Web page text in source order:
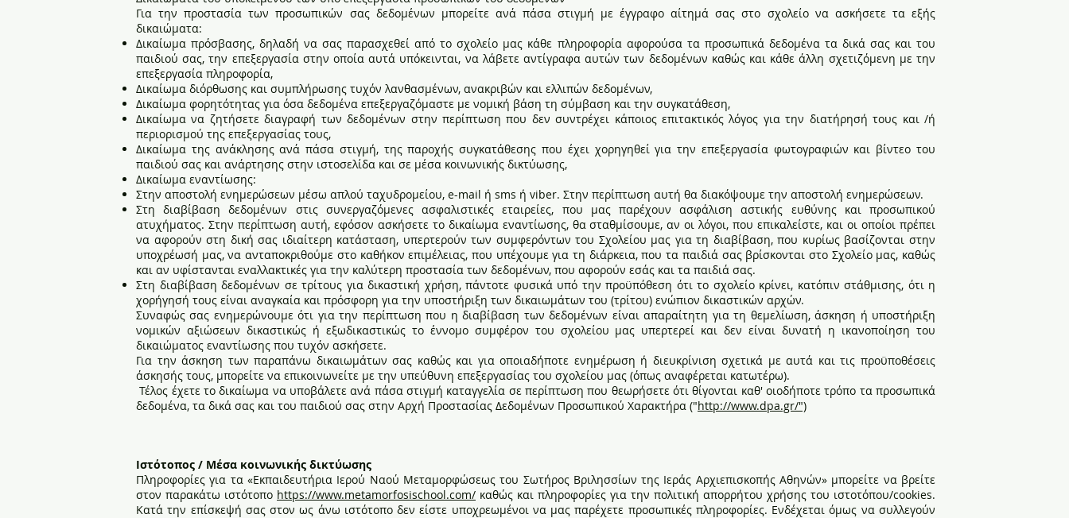
Για την προστασία των προσωπικών σας δεδομένων μπορείτε ανά πάσα στιγμή με έγγραφο αίτημά σας στο σχολείο να ασκήσετε τα εξής
δικαιώματα:
Δικαίωμα πρόσβασης, δηλαδή να σας παρασχεθεί από το σχολείο μας κάθε πληροφορία αφορούσα τα προσωπικά δεδομένα τα δικά σας και του
παιδιού σας, την επεξεργασία στην οποία αυτά υπόκεινται, να λάβετε αντίγραφα αυτών των δεδομένων καθώς και κάθε άλλη σχετιζόμενη με την
επεξεργασία πληροφορία,
Δικαίωμα διόρθωσης και συμπλήρωσης τυχόν λανθασμένων, ανακριβών και ελλιπών δεδομένων,
Δικαίωμα φορητότητας για όσα δεδομένα επεξεργαζόμαστε με νομική βάση τη σύμβαση και την συγκατάθεση,
Δικαίωμα να ζητήσετε διαγραφή των δεδομένων στην περίπτωση που δεν συντρέχει κάποιος επιτακτικός λόγος για την διατήρησή τους και /ή
περιορισμού της επεξεργασίας τους,
Δικαίωμα της ανάκλησης ανά πάσα στιγμή, της παροχής συγκατάθεσης που έχει χορηγηθεί για την επεξεργασία φωτογραφιών και βίντεο του
παιδιού σας και ανάρτησης στην ιστοσελίδα και σε μέσα κοινωνικής δικτύωσης,
Δικαίωμα εναντίωσης:
Στην αποστολή ενημερώσεων μέσω απλού ταχυδρομείου, e-mail ή sms ή viber. Στην περίπτωση αυτή θα διακόψουμε την αποστολή ενημερώσεων.
Στη διαβίβαση δεδομένων στις συνεργαζόμενες ασφαλιστικές εταιρείες, που μας παρέχουν ασφάλιση αστικής ευθύνης και προσωπικού
ατυχήματος. Στην περίπτωση αυτή, εφόσον ασκήσετε το δικαίωμα εναντίωσης, θα σταθμίσουμε, αν οι λόγοι, που επικαλείστε, και οι οποίοι πρέπει
να αφορούν στη δική σας ιδιαίτερη κατάσταση, υπερτερούν των συμφερόντων του Σχολείου μας για τη διαβίβαση, που κυρίως βασίζονται στην
υποχρέωσή μας, να ανταποκριθούμε στο καθήκον επιμέλειας, που υπέχουμε για τη διάρκεια, που τα παιδιά σας βρίσκονται στο Σχολείο μας, καθώς
και αν υφίστανται εναλλακτικές για την καλύτερη προστασία των δεδομένων, που αφορούν εσάς και τα παιδιά σας.
Στη διαβίβαση δεδομένων σε τρίτους για δικαστική χρήση, πάντοτε φυσικά υπό την προϋπόθεση ότι το σχολείο κρίνει, κατόπιν στάθμισης, ότι η
χορήγησή τους είναι αναγκαία και πρόσφορη για την υποστήριξη των δικαιωμάτων του (τρίτου) ενώπιον δικαστικών αρχών.
Συναφώς σας ενημερώνουμε ότι για την περίπτωση που η διαβίβαση των δεδομένων είναι απαραίτητη για τη θεμελίωση, άσκηση ή υποστήριξη
νομικών αξιώσεων δικαστικώς ή εξωδικαστικώς το έννομο συμφέρον του σχολείου μας υπερτερεί και δεν είναι δυνατή η ικανοποίηση του
δικαιώματος εναντίωσης που τυχόν ασκήσετε.
Για την άσκηση των παραπάνω δικαιωμάτων σας καθώς και για οποιαδήποτε ενημέρωση ή διευκρίνιση σχετικά με αυτά και τις προϋποθέσεις
άσκησής τους, μπορείτε να επικοινωνείτε με την υπεύθυνη επεξεργασίας του σχολείου μας (όπως αναφέρεται κατωτέρω).
Τέλος έχετε το δικαίωμα να υποβάλετε ανά πάσα στιγμή καταγγελία σε περίπτωση που θεωρήσετε ότι θίγονται καθ' οιοδήποτε τρόπο τα προσωπικά
δεδομένα, τα δικά σας και του παιδιού σας στην Αρχή Προστασίας Δεδομένων Προσωπικού Χαρακτήρα ("http://www.dpa.gr/")
Ιστότοπος / Μέσα κοινωνικής δικτύωσης
Πληροφορίες για τα «Εκπαιδευτήρια Ιερού Ναού Μεταμορφώσεως του Σωτήρος Βριλησσίων της Ιεράς Αρχιεπισκοπής Αθηνών» μπορείτε να βρείτε
στον παρακάτω ιστότοπο https://www.metamorfosischool.com/ καθώς και πληροφορίες για την πολιτική απορρήτου χρήσης του ιστοτόπου/cookies.
Κατά την επίσκεψή σας στον ως άνω ιστότοπο δεν είστε υποχρεωμένοι να μας παρέχετε προσωπικές πληροφορίες. Ενδέχεται όμως να συλλεγούν